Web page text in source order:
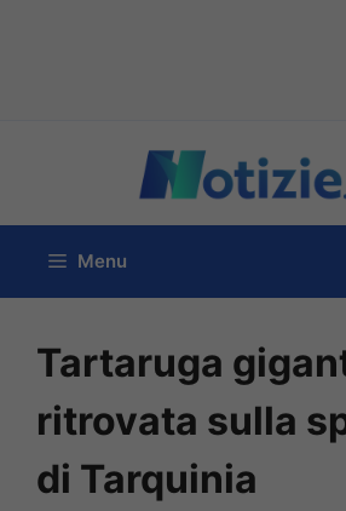
contenuto
Menu
Tartaruga
ritrovata sulla
di Tarquinia